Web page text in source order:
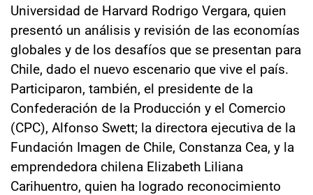
Universidad de Harvard Rodrigo Vergara, quien
presentó un análisis y revisión de las economías
globales y de los desafíos que se presentan para
Chile, dado el nuevo escenario que vive el país.
Participaron, también, el presidente de la
Confederación de la Producción y el Comercio
(CPC), Alfonso Swett; la directora ejecutiva de la
Fundación Imagen de Chile, Constanza Cea, y la
emprendedora chilena Elizabeth Liliana
Carihuentro, quien ha logrado reconocimiento